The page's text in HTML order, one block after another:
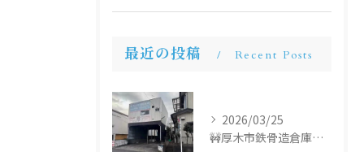
最近の投稿 Recent Posts
2026/03/25
🚧厚木市鉄骨造倉庫解体工事🚧